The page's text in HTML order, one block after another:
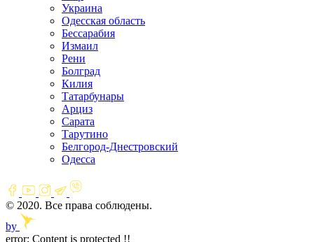
Украина
Одесская область
Бессарабия
Измаил
Рени
Болград
Килия
Татарбунары
Арциз
Сарата
Тарутино
Белгород-Днестровский
Одесса
© 2020. Все права соблюдены.
by
error: Content is protected !!